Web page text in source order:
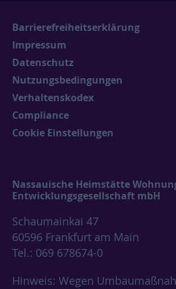
Barrierefreiheitserklärung
Impressum
Datenschutz
Nutzungsbedingungen
Verhaltenskodex
Compliance
Cookie Einstellungen
Nassauische Heimstätte
Entwicklungsgesellschaft mbH
Schaumainkai 47
60596 Frankfurt am Main
Tel.: 069 678674-0
Hinweis: Wegen